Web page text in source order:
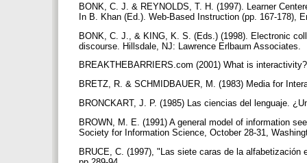
BONK, C. J. & REYNOLDS, T. H. (1997). Learner
In B. Khan (Ed.). Web-Based Instruction (pp. 167-178),
BONK, C. J., & KING, K. S. (Eds.) (1998). Electronic
discourse. Hillsdale, NJ: Lawrence Erlbaum Associates.
BREAKTHEBARRIERS.com (2001) What is
BRETZ, R. & SCHMIDBAUER, M. (1983) Media for
BRONCKART, J. P. (1985) Las ciencias del lenguaje.
BROWN, M. E. (1991) A general model of information
Society for Information Science, October 28-31,
BRUCE, C. (1997), "Las siete caras de la